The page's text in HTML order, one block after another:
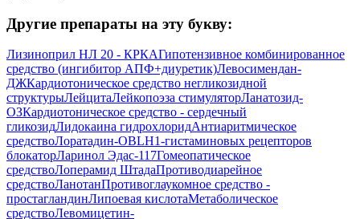
Другие препараты на эту букву:
Лизиноприл НЛ 20 - КРКАГипотензивное комбинированное
средство (ингибитор АПФ+диуретик)Левосимендан-
ДЖКардиотоническое средство негликозидной
структурыЛейцитаЛейкопоэза стимуляторЛанатозид-
ОЗКардиотоническое средство - сердечный
гликозидЛидокаина гидрохлоридАнтиаритмическое
средствоЛоратадин-OBLH1-гистаминовых рецепторов
блокаторЛаринол Эдас-117Гомеопатическое
средствоЛоперамид ШтадаПротиводиарейное
средствоЛанотанПротивоглаукомное средство -
простагландинЛипоевая кислотаМетаболическое
средствоЛевомицетин-